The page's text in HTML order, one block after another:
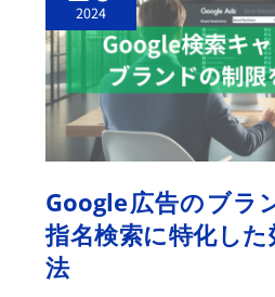
2024
Google広告のブラ
指名検索に特化し
法
L
E
広
ブ
ラ
ン
ド
制
限
指
名
検
索
に
特